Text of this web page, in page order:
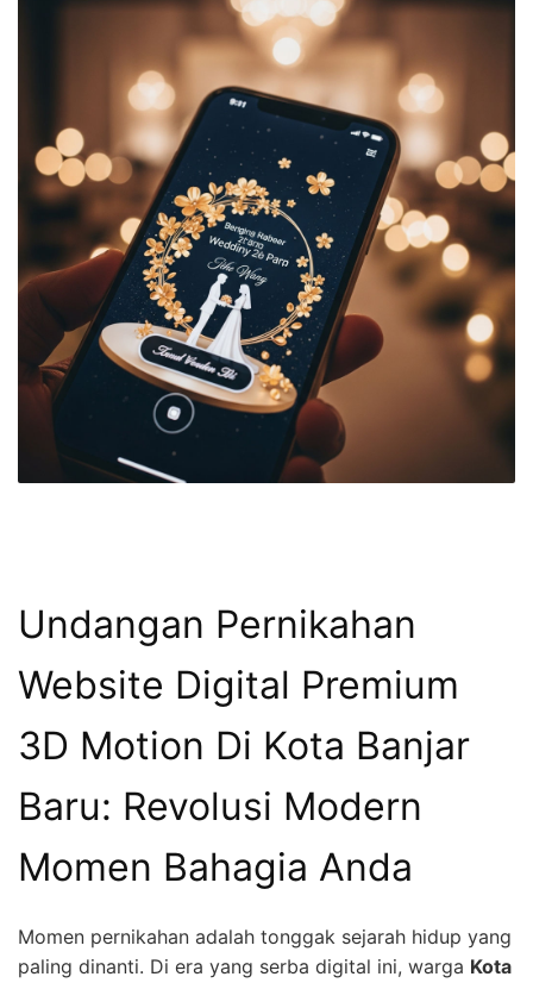
Undangan Pernikahan
Website Digital Premium
3D Motion Di Kota Banjar
Baru: Revolusi Modern
Momen Bahagia Anda
Momen pernikahan adalah tonggak sejarah hidup yang
paling dinanti. Di era yang serba digital ini, warga Kota